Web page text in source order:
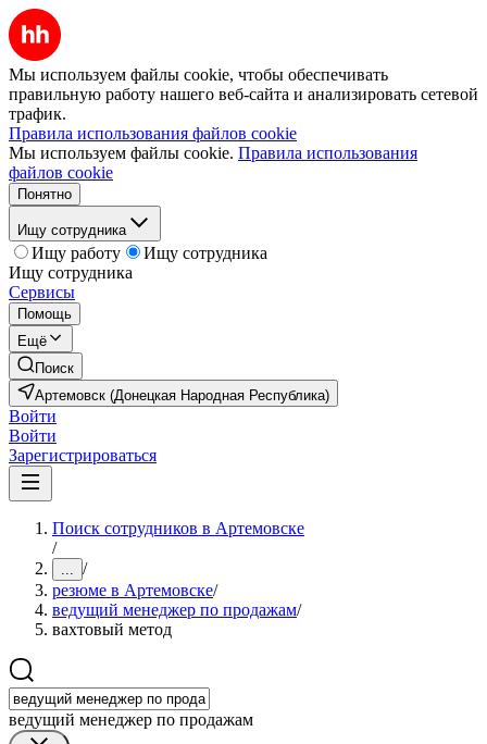
Мы используем файлы cookie, чтобы обеспечивать
правильную работу нашего веб-сайта и анализировать сетевой
трафик.
Правила использования файлов cookie
Мы используем файлы cookie. Правила использования
файлов cookie
Понятно
Ищу сотрудника
Ищу работу
Ищу сотрудника
Ищу сотрудника
Сервисы
Помощь
Ещё
Поиск
Артемовск (Донецкая Народная Республика)
Войти
Войти
Зарегистрироваться
Поиск сотрудников в Артемовске
/
... /
резюме в Артемовске/
ведущий менеджер по продажам/
вахтовый метод
ведущий менеджер по продажам